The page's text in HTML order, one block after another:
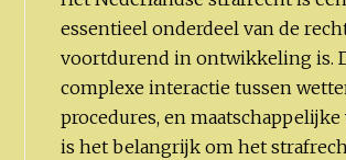
essentieel onderdeel van de
voortdurend in ontwikkeling is.
complexe interactie tussen
procedures, en maatschappelijke
is het belangrijk om het